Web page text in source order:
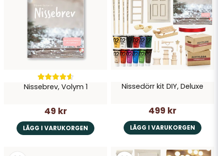
Skicka fråga
Nissebrev, Volym 1
49 kr
LÄGG I VARUKORGEN
Nissedörr kit DIY, Deluxe
499 kr
LÄGG I VARUKORGEN